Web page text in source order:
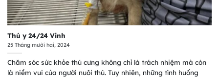
Thú y 24/24 Vinh
25 Tháng mười hai, 2024
Chăm sóc sức khỏe thú cưng không chỉ là trách nhiệm mà còn
là niềm vui của người nuôi thú. Tuy nhiên, những tình huống